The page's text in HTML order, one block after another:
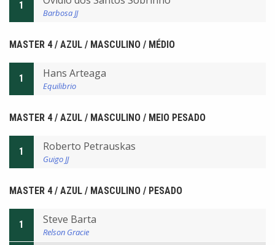
1
Barbosa JJ
MASTER 4 / AZUL / MASCULINO / MÉDIO
1 Hans Arteaga
Equilibrio
MASTER 4 / AZUL / MASCULINO / MEIO PESADO
1 Roberto Petrauskas
Guigo JJ
MASTER 4 / AZUL / MASCULINO / PESADO
1 Steve Barta
Relson Gracie